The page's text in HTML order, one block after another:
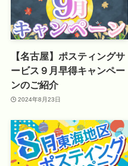
【名古屋】ポスティングサ
ービス９月早得キャンペー
ンのご紹介
2024年8月23日